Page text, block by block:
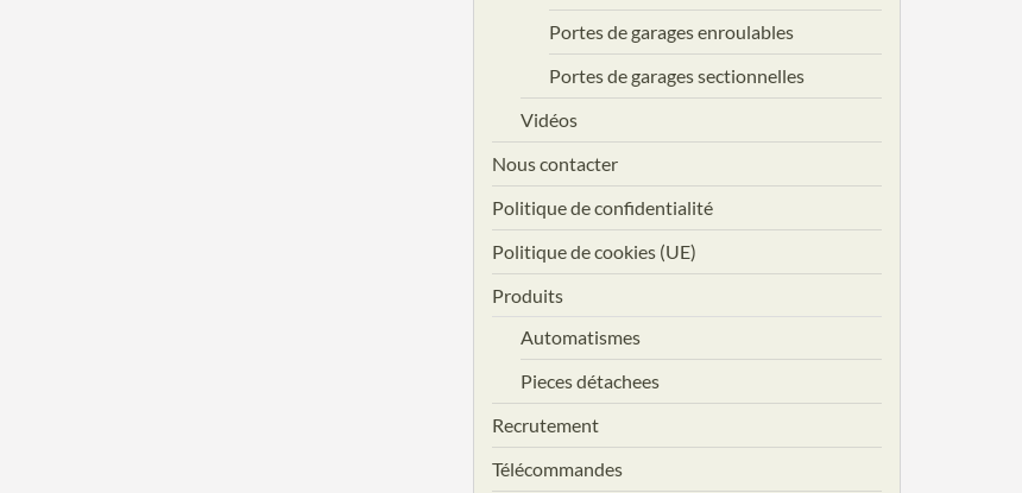
Portes de garages enroulables
Portes de garages sectionnelles
Vidéos
Nous contacter
Politique de confidentialité
Politique de cookies (UE)
Produits
Automatismes
Pieces détachees
Recrutement
Télécommandes